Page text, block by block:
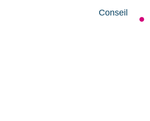
Conseil